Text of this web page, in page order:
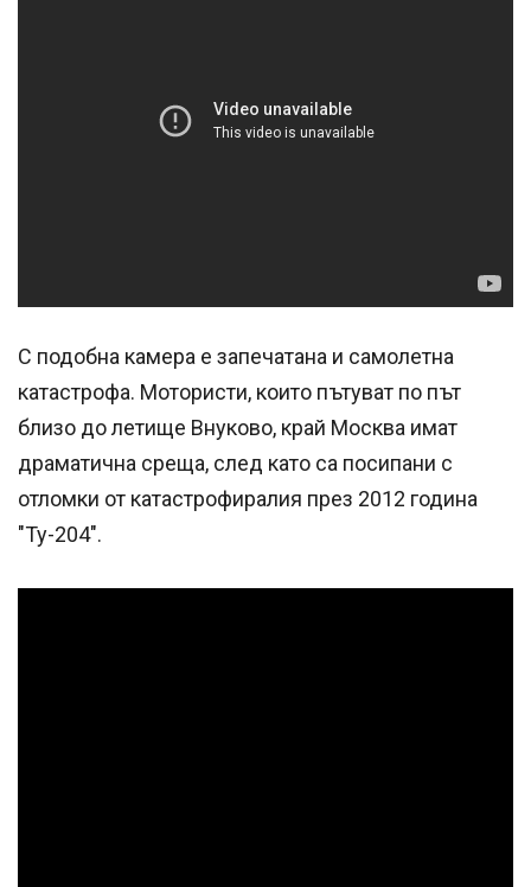
профила си!
С подобна камера е запечатана и самолетна
катастрофа. Мотористи, които пътуват по път
близо до летище Внуково, край Москва имат
драматична среща, след като са посипани с
отломки от катастрофиралия през 2012 година
"Ту-204".